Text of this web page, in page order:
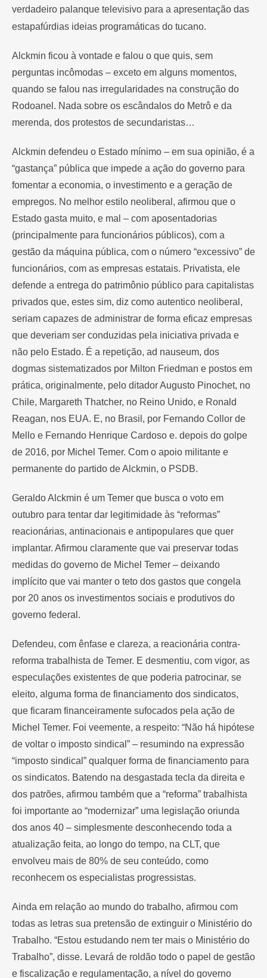
verdadeiro palanque televisivo para a apresentação das
estapafúrdias ideias programáticas do tucano.
Alckmin ficou à vontade e falou o que quis, sem
perguntas incômodas – exceto em alguns momentos,
quando se falou nas irregularidades na construção do
Rodoanel. Nada sobre os escândalos do Metrô e da
merenda, dos protestos de secundaristas…
Alckmin defendeu o Estado mínimo – em sua opinião, é a
“gastança” pública que impede a ação do governo para
fomentar a economia, o investimento e a geração de
empregos. No melhor estilo neoliberal, afirmou que o
Estado gasta muito, e mal – com aposentadorias
(principalmente para funcionários públicos), com a
gestão da máquina pública, com o número “excessivo” de
funcionários, com as empresas estatais. Privatista, ele
defende a entrega do patrimônio público para capitalistas
privados que, estes sim, diz como autentico neoliberal,
seriam capazes de administrar de forma eficaz empresas
que deveriam ser conduzidas pela iniciativa privada e
não pelo Estado. É a repetição, ad nauseum, dos
dogmas sistematizados por Milton Friedman e postos em
prática, originalmente, pelo ditador Augusto Pinochet, no
Chile, Margareth Thatcher, no Reino Unido, e Ronald
Reagan, nos EUA. E, no Brasil, por Fernando Collor de
Mello e Fernando Henrique Cardoso e. depois do golpe
de 2016, por Michel Temer. Com o apoio militante e
permanente do partido de Alckmin, o PSDB.
Geraldo Alckmin é um Temer que busca o voto em
outubro para tentar dar legitimidade às “reformas”
reacionárias, antinacionais e antipopulares que quer
implantar. Afirmou claramente que vai preservar todas
medidas do governo de Michel Temer – deixando
implícito que vai manter o teto dos gastos que congela
por 20 anos os investimentos sociais e produtivos do
governo federal.
Defendeu, com ênfase e clareza, a reacionária contra-
reforma trabalhista de Temer. E desmentiu, com vigor, as
especulações existentes de que poderia patrocinar, se
eleito, alguma forma de financiamento dos sindicatos,
que ficaram financeiramente sufocados pela ação de
Michel Temer. Foi veemente, a respeito: “Não há hipótese
de voltar o imposto sindical” – resumindo na expressão
“imposto sindical” qualquer forma de financiamento para
os sindicatos. Batendo na desgastada tecla da direita e
dos patrões, afirmou também que a “reforma” trabalhista
foi importante ao “modernizar” uma legislação oriunda
dos anos 40 – simplesmente desconhecendo toda a
atualização feita, ao longo do tempo, na CLT, que
envolveu mais de 80% de seu conteúdo, como
reconhecem os especialistas progressistas.
Ainda em relação ao mundo do trabalho, afirmou com
todas as letras sua pretensão de extinguir o Ministério do
Trabalho. “Estou estudando nem ter mais o Ministério do
Trabalho”, disse. Levará de roldão todo o papel de gestão
e fiscalização e regulamentação, a nível do governo